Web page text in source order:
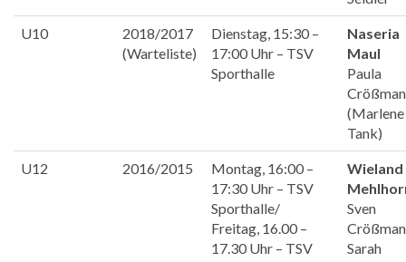
U10
2018/2017
(Warteliste)
Dienstag, 15:30 –
17:00 Uhr – TSV
Sporthalle
Naseria
Maul
Paula
(Marlene
Tank)
U12 2016/2015
Montag, 16:00 –
17:30 Uhr – TSV
Sporthalle/
Freitag, 16.00 –
17.30 Uhr – TSV
Wieland
Sven
Sarah